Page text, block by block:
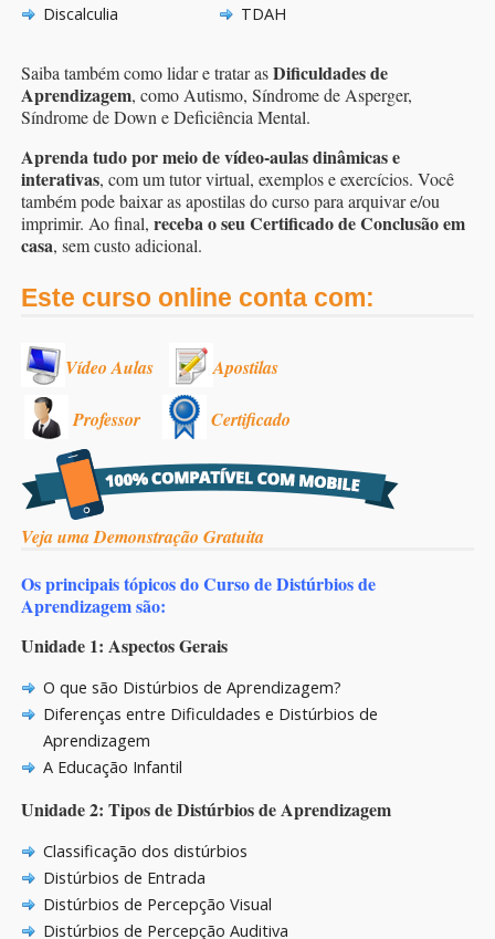
Discalculia
TDAH
Saiba também como lidar e tratar asDificuldades de
Aprendizagem, como Autismo, Síndrome de Asperger,
Síndrome de Down e Deficiência Mental.
Aprenda tudo por meio de vídeo-aulas dinâmicas e
interativas, com um tutor virtual, exemplos e exercícios. Você
também pode baixar as apostilas do curso para arquivar e/ou
imprimir. Ao final, receba o seu Certificado de Conclusão em
casa, sem custo adicional.
Este curso online conta com:
Vídeo Aulas Apostilas
Professor Certificado
Veja uma Demonstração Gratuita
Os principais tópicos do Curso de Distúrbios de
Aprendizagem são:
Unidade 1: Aspectos Gerais
O que são Distúrbios de Aprendizagem?
Diferenças entre Dificuldades e Distúrbios de
Aprendizagem
A Educação Infantil
Unidade 2: Tipos de Distúrbios de Aprendizagem
Classificação dos distúrbios
Distúrbios de Entrada
Distúrbios de Percepção Visual
Distúrbios de Percepção Auditiva